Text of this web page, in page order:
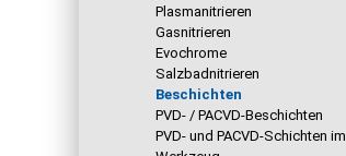
Plasmanitrieren
Gasnitrieren
Evochrome
Salzbadnitrieren
Beschichten
PVD- / PACVD-Beschichten
PVD- und PACVD-Schichten im